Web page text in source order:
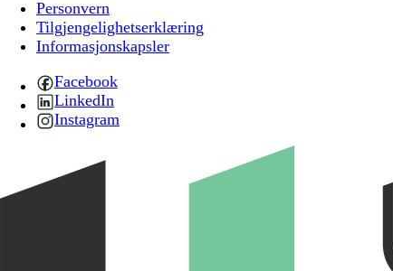
Personvern
Tilgjengelighetserklæring
Informasjonskapsler
Facebook
LinkedIn
Instagram